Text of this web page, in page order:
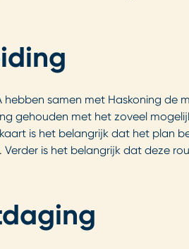
hebben samen met Haskoning
gehouden met het zoveel
is het belangrijk dat het plan
Verder is het belangrijk dat deze